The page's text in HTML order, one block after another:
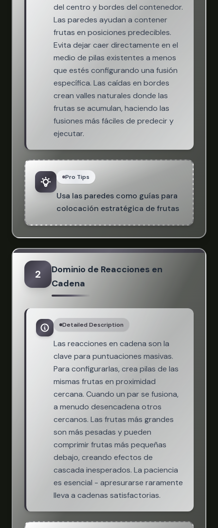
del centro y bordes del contenedor.
Las paredes ayudan a contener
frutas en posiciones predecibles.
Evita dejar caer directamente en el
medio de pilas existentes a menos
que estés configurando una fusión
específica. Las caídas en bordes
crean valles naturales donde las
frutas se acumulan, haciendo las
fusiones más fáciles de predecir y
ejecutar.
Pro Tips
Usa las paredes como guías para
colocación estratégica de frutas
2
Dominio de Reacciones en
Cadena
Detailed Description
Las reacciones en cadena son la
clave para puntuaciones masivas.
Para configurarlas, crea pilas de las
mismas frutas en proximidad
cercana. Cuando un par se fusiona,
a menudo desencadena otros
cercanos. Las frutas más grandes
son más pesadas y pueden
comprimir frutas más pequeñas
debajo, creando efectos de
cascada inesperados. La paciencia
es esencial - apresurarse raramente
lleva a cadenas satisfactorias.